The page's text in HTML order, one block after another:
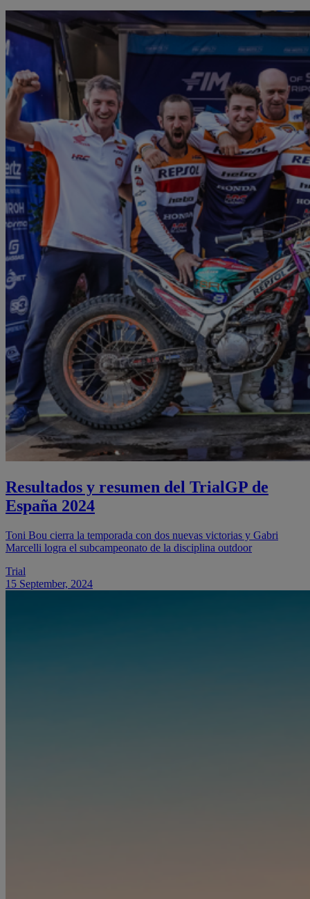
Resultados y resumen del TrialGP de
España 2024
Toni Bou cierra la temporada con dos nuevas victorias y Gabri
Marcelli logra el subcampeonato de la disciplina outdoor
Trial
15 September, 2024